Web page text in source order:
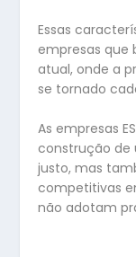
Essas
empresas que
atual, onde a
se tornado
As empresas
construção de
justo, mas
competitivas
não adotam